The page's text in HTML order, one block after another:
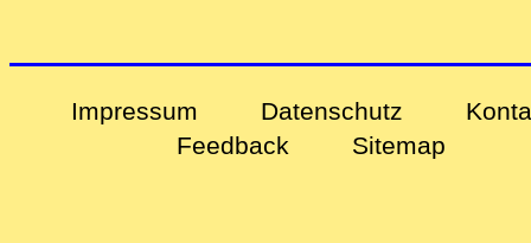
Impressum Datenschutz
Feedback
Sitemap